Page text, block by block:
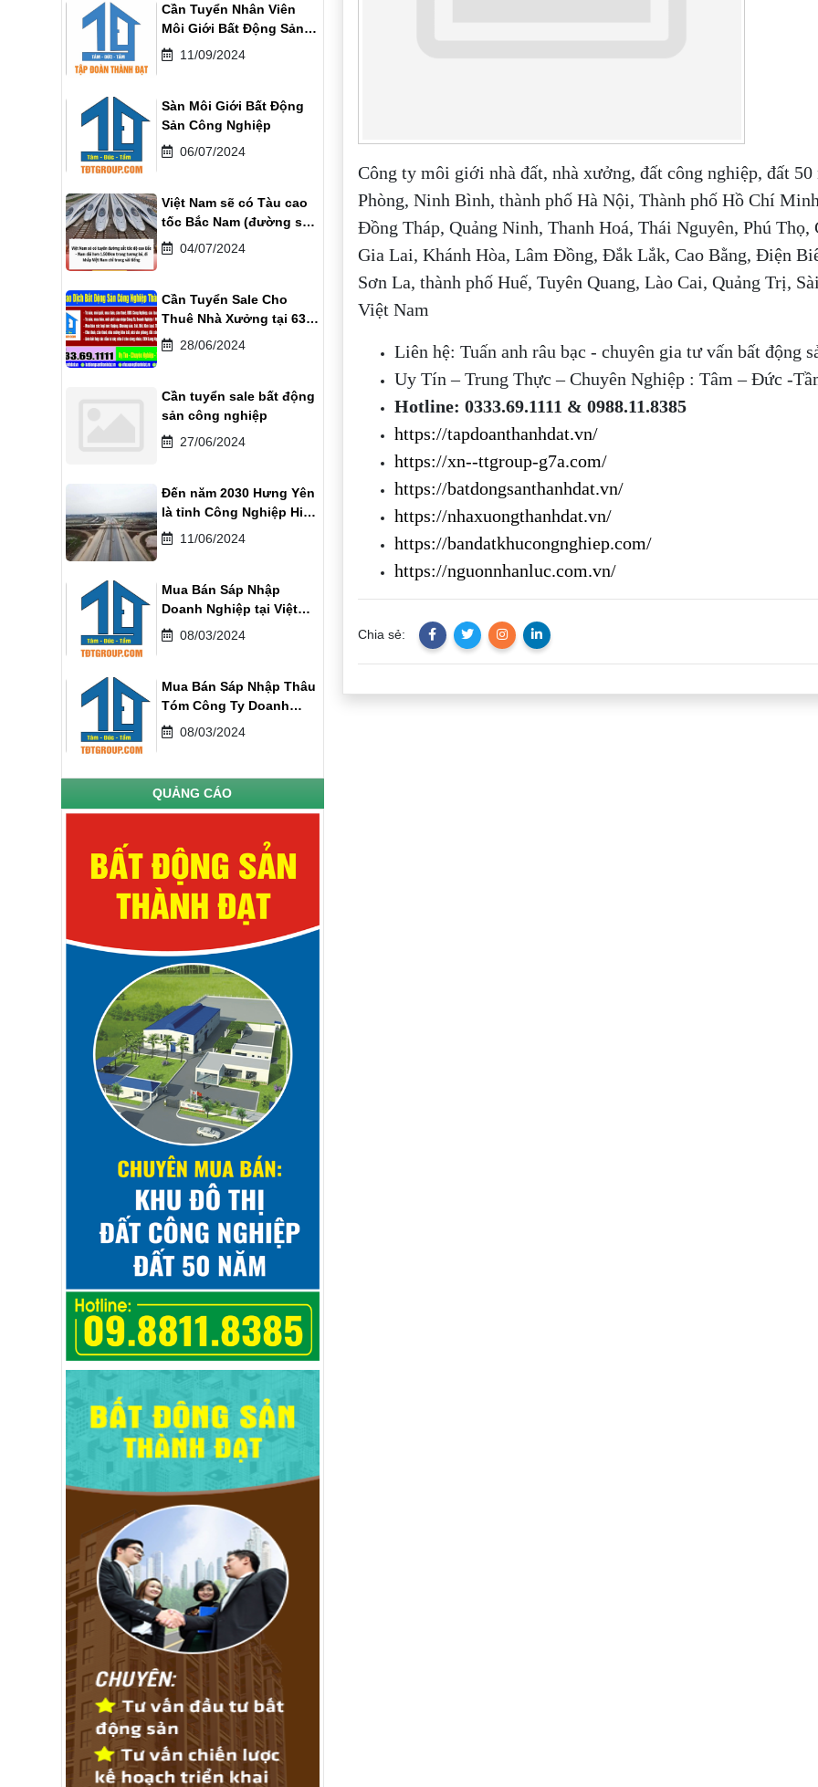
Công ty môi giới nhà đất, nhà xưởng, đất công nghiệp, đất
Phòng, Ninh Bình, thành phố Hà Nội, Thành phố Hồ Chí
Đồng Tháp, Quảng Ninh, Thanh Hoá, Thái Nguyên, Phú
Gia Lai, Khánh Hòa, Lâm Đồng, Đắk Lắk, Cao Bằng, Điện
Sơn La, thành phố Huế, Tuyên Quang, Lào Cai, Quảng Trị,
Việt Nam
Liên hệ: Tuấn anh râu bạc - chuyên gia tư vấn bất động
Uy Tín – Trung Thực – Chuyên Nghiệp : Tâm – Đức -
Hotline: 0333.69.1111 & 0988.11.8385
https://tapdoanthanhdat.vn/
https://xn--ttgroup-g7a.com/
https://batdongsanthanhdat.vn/
https://nhaxuongthanhdat.vn/
https://bandatkhucongnghiep.com/
https://nguonnhanluc.com.vn/
Chia sẻ:
Cần Tuyển Nhân Viên
Môi Giới Bất Động Sản
Khu Công Nghiệp
11/09/2024
Sàn Môi Giới Bất Động
Sản Công Nghiệp
06/07/2024
Việt Nam sẽ có Tàu cao
tốc Bắc Nam (đường sắt
tốc độ cao) vào năm
04/07/2024
Cần Tuyển Sale Cho
Thuê Nhà Xưởng tại 63
tỉnh thành phố
28/06/2024
Cần tuyển sale bất động
sản công nghiệp
27/06/2024
Đến năm 2030 Hưng Yên
là tỉnh Công Nghiệp Hiện
Đại 11/06/2024
Mua Bán Sáp Nhập
Doanh Nghiệp tại Việt
Nam08/03/2024
Mua Bán Sáp Nhập Thâu
Tóm Công Ty Doanh
Nghiệp
08/03/2024
QUẢNG CÁO